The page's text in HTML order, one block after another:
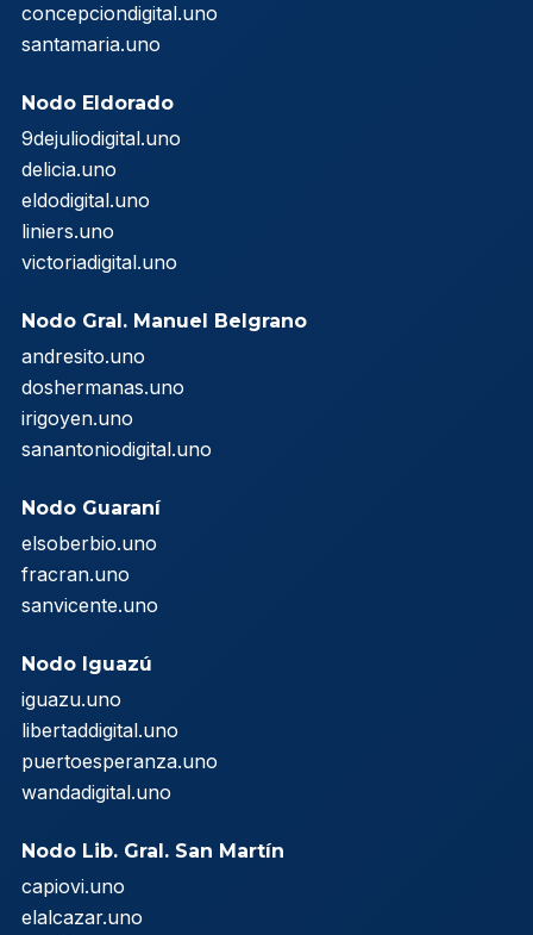
concepciondigital.uno
santamaria.uno
Nodo Eldorado
9dejuliodigital.uno
delicia.uno
eldodigital.uno
liniers.uno
victoriadigital.uno
Nodo Gral. Manuel Belgrano
andresito.uno
doshermanas.uno
irigoyen.uno
sanantoniodigital.uno
Nodo Guaraní
elsoberbio.uno
fracran.uno
sanvicente.uno
Nodo Iguazú
iguazu.uno
libertaddigital.uno
puertoesperanza.uno
wandadigital.uno
Nodo Lib. Gral. San Martín
capiovi.uno
elalcazar.uno